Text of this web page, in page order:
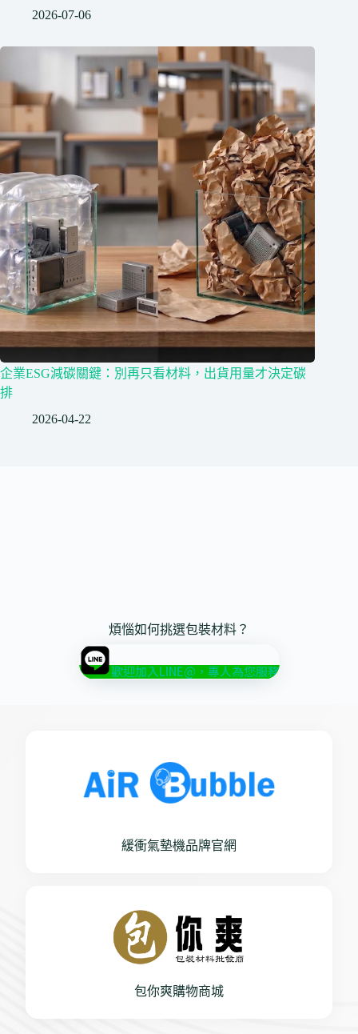
2026-07-06
企業ESG減碳關鍵：別再只看材料，出貨用量才決定碳
排
2026-04-22
煩惱如何挑選包裝材料？
歡迎加入LINE@，專人為您服務
緩衝氣墊機品牌官網
包你爽購物商城